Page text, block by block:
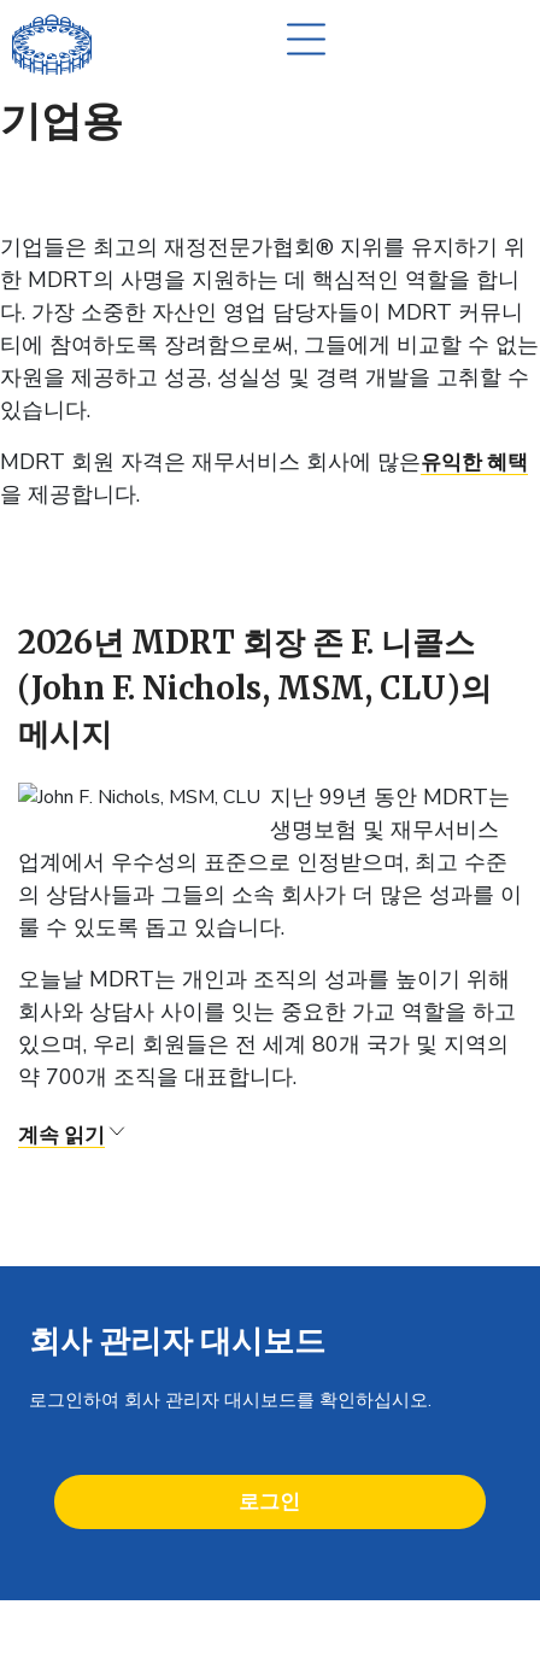
기업용
기업들은 최고의 재정전문가협회® 지위를 유지하기 위
한 MDRT의 사명을 지원하는 데 핵심적인 역할을 합니
다. 가장 소중한 자산인 영업 담당자들이 MDRT 커뮤니
티에 참여하도록 장려함으로써, 그들에게 비교할 수 없는
자원을 제공하고 성공, 성실성 및 경력 개발을 고취할 수
있습니다.
MDRT 회원 자격은 재무서비스 회사에 많은유익한 혜택
을 제공합니다.
2026년 MDRT 회장 존 F. 니콜스
(John F. Nichols, MSM, CLU)의
메시지
지난 99년 동안 MDRT는
생명보험 및 재무서비스
업계에서 우수성의 표준으로 인정받으며, 최고 수준
의 상담사들과 그들의 소속 회사가 더 많은 성과를 이
룰 수 있도록 돕고 있습니다.
오늘날 MDRT는 개인과 조직의 성과를 높이기 위해
회사와 상담사 사이를 잇는 중요한 가교 역할을 하고
있으며, 우리 회원들은 전 세계 80개 국가 및 지역의
약 700개 조직을 대표합니다.
계속 읽기
회사 관리자 대시보드
로그인하여 회사 관리자 대시보드를 확인하십시오.
로그인